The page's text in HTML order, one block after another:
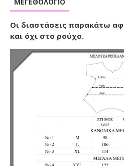
Οι διαστάσεις παρακάτω
και όχι στο ρούχο.